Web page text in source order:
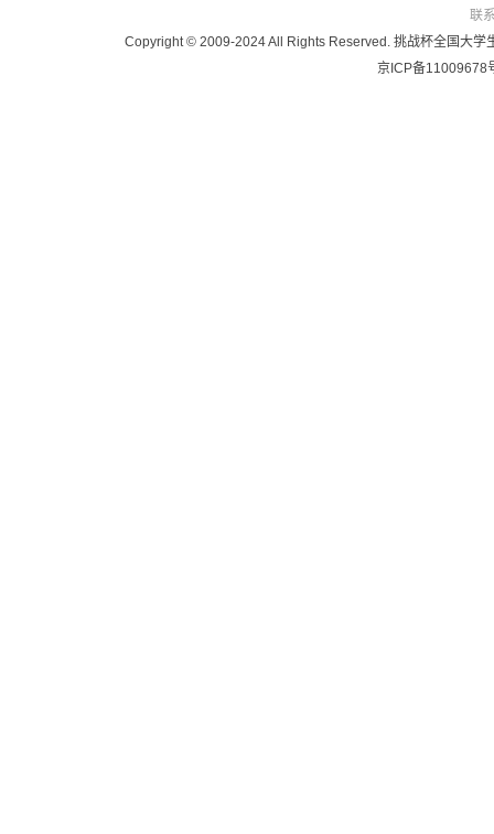
联
Copyright © 2009-2024 All Rights Reserved. 挑战杯全国大学
京ICP备11009678